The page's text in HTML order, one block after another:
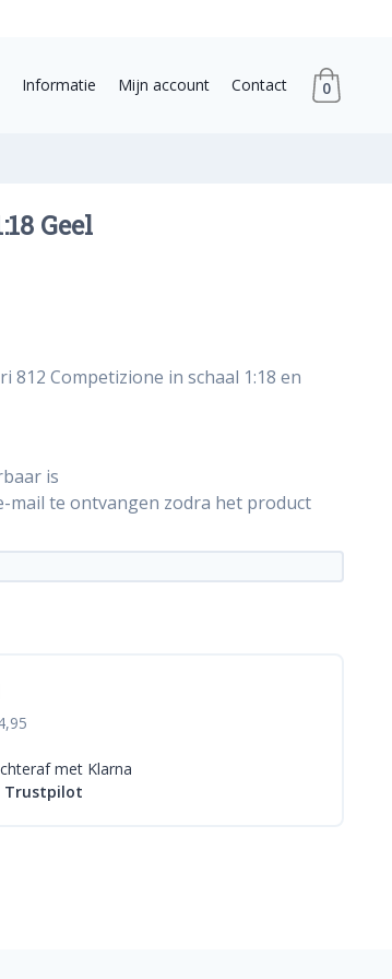
Informatie Mijn account Contact 0
Geel
812 Competizione in schaal 1:18 en
is
mail te ontvangen zodra het product
met Klarna
Trustpilot